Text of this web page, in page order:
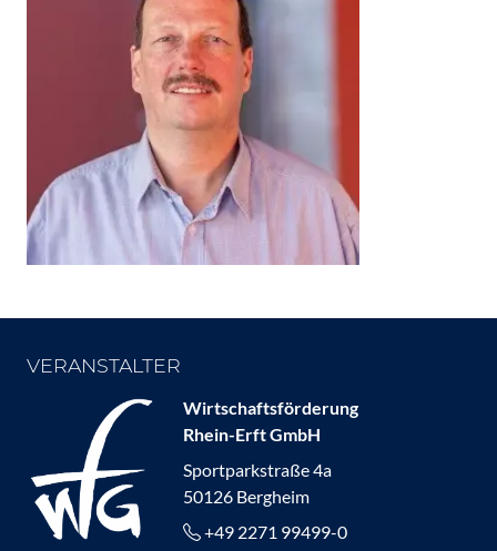
VERANSTALTER
Wirtschaftsförderung
Rhein-Erft GmbH
Sportparkstraße 4a
50126 Bergheim
+49 2271 99499-0